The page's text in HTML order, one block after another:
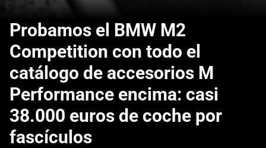
Probamos el BMW M2
Competition con todo el
catálogo de accesorios M
Performance encima: casi
38.000 euros de coche por
fascículos